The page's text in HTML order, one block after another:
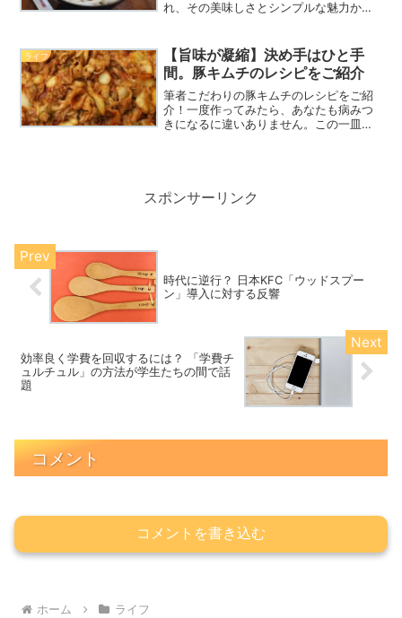
れ、その美味しさとシンプルな魅力から
ぜ多くの人が虜になるのかをご紹介しま
す。ぜひ、うどんの世界を...
ライフ
【旨味が凝縮】決め手はひと手
間。豚キムチのレシピをご紹介
筆者こだわりの豚キムチのレシピをご紹
介！一度作ってみたら、あなたも病みつ
きになるに違いありません。この一皿は
スポンサーリンク
時代に逆行？ 日本KFC「ウッドスプー
ン」導入に対する反響
効率良く学費を回収するには？ 「学費チ
ュルチュル」の方法が学生たちの間で話
題
コメント
コメントを書き込む
ホーム ライフ